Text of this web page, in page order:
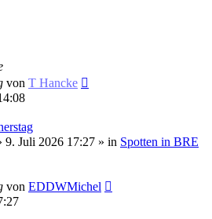
von T Hancke
9. Juli 2026 17:27 » in Spotten in BRE
von EDDWMichel